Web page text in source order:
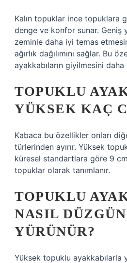
Kalın topuklar ince topuklara
denge ve konfor sunar. Geniş
zeminle daha iyi temas
ağırlık dağılımını sağlar. Bu
ayakkabıların giyilmesini
TOPUKLU
YÜKSEK KAÇ
Kabaca bu özellikler onları
türlerinden ayırır. Yüksek
küresel standartlara göre 9
topuklar olarak tanımlanır.
TOPUKLU
NASIL DÜZGÜN
YÜRÜNÜR?
Yüksek topuklu ayakkabılarla